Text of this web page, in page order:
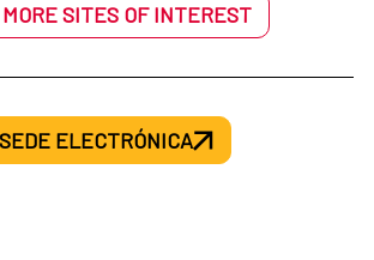
SITES OF INTEREST
SEDE ELECTRÓNICA